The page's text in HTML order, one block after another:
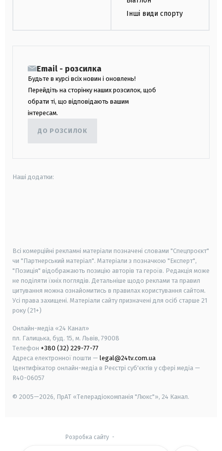
Інші види спорту
Email - розсилка
Будьте в курсі всіх новин і оновлень!
Перейдіть на сторінку наших розсилок, щоб
обрати ті, що відповідають вашим
інтересам.
ДО РОЗСИЛОК
Наші додатки:
Всі комерційні рекламні матеріали позначені словами "Спецпроєкт"
чи "Партнерський матеріал". Матеріали з позначкою "Експерт",
"Позиція" відображають позицію авторів та героїв. Редакція може
не поділяти їхніх поглядів. Детальніше щодо реклами та правил
цитування можна ознайомитись в правилах користування сайтом.
Усі права захищені. Матеріали сайту призначені для осіб старше 21
року (21+)
Онлайн-медіа «24 Канал»
пл. Галицька, буд. 15, м. Львів, 79008
Телефон +380 (32) 229-77-77
Адреса електронної пошти — legal@24tv.com.ua
Ідентифікатор онлайн-медіа в Реєстрі суб'єктів у сфері медіа —
R40-06057
© 2005—2026, ПрАТ «Телерадіокомпанія "Люкс"», 24 Канал.
Розробка сайту-